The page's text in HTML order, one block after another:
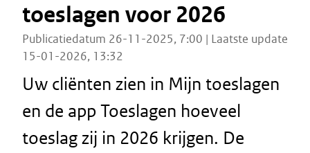
toeslagen voor 2026
Publicatiedatum 26-11-2025, 7:00 | Laatste update
15-01-2026, 13:32
Uw cliënten zien in Mijn toeslagen
en de app Toeslagen hoeveel
toeslag zij in 2026 krijgen. De